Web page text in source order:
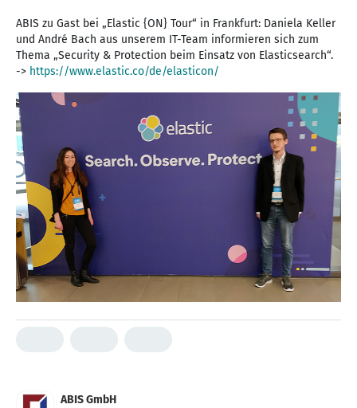
ABIS zu Gast bei „Elastic {ON} Tour“ in Frankfurt: Daniela Keller
und André Bach aus unserem IT-Team informieren sich zum
Thema „Security & Protection beim Einsatz von Elasticsearch“.
-> https://www.elastic.co/de/elasticon/
ABIS GmbH